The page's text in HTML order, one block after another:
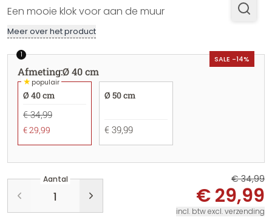
Een mooie klok voor aan de muur
Meer over het product
SALE -14%
1
Afmeting:Ø 40 cm
★populair
Ø 40 cm
€ 34,99
€ 29,99
Ø 50 cm
€ 39,99
Aantal € 34,99
€ 29,99
incl. btw excl. verzending